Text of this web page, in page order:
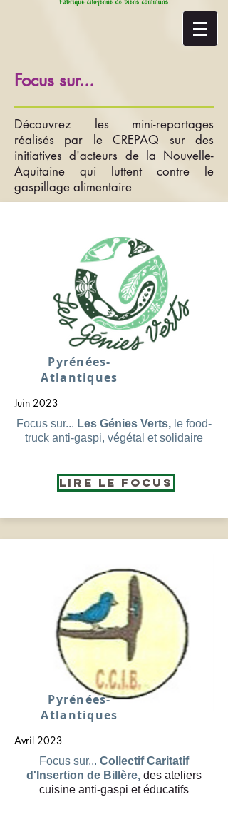
Focus sur...
Découvrez les mini-reportages
réalisés par le CREPAQ sur des
initiatives d'acteurs de la Nouvelle-
Aquitaine qui luttent contre le
gaspillage alimentaire
Pyrénées-
Atlantiques
Juin 2023
Focus sur... Les Génies Verts, le food-
truck anti-gaspi, végétal et solidaire
Lire le Focus
Pyrénées-
Atlantiques
Avril 2023
Focus sur... Collectif Caritatif
d'Insertion de Billère, des ateliers
cuisine anti-gaspi et éducatifs